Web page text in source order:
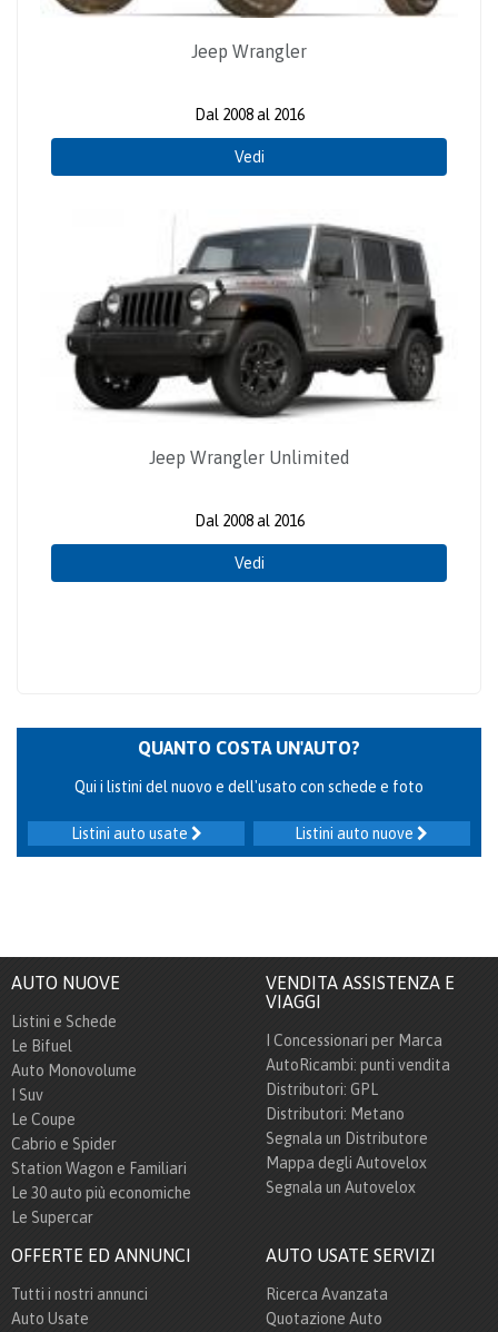
Jeep Wrangler
Dal 2008 al 2016
Vedi
Jeep Wrangler Unlimited
Dal 2008 al 2016
Vedi
QUANTO COSTA UN'AUTO?
Qui i listini del nuovo e dell'usato con schede e foto
Listini auto nuove
Listini auto usate
AUTO NUOVE
Listini e Schede
Le Bifuel
Auto Monovolume
I Suv
Le Coupe
Cabrio e Spider
Station Wagon e Familiari
Le 30 auto più economiche
Le Supercar
VENDITA ASSISTENZA E
VIAGGI
I Concessionari per Marca
AutoRicambi: punti vendita
Distributori: GPL
Distributori: Metano
Segnala un Distributore
Mappa degli Autovelox
Segnala un Autovelox
OFFERTE ED ANNUNCI
Tutti i nostri annunci
Auto Usate
AUTO USATE SERVIZI
Ricerca Avanzata
Quotazione Auto